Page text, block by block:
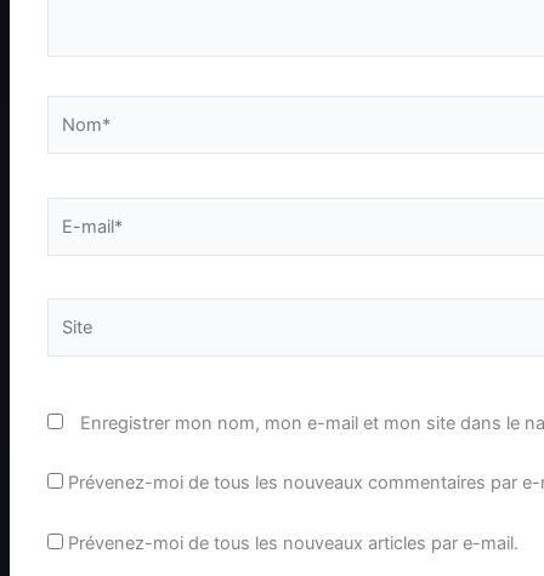
mail*
Enregistrer mon nom, mon e-mail et mon site dans le
Prévenez-moi de tous les nouveaux commentaires par e-
Prévenez-moi de tous les nouveaux articles par e-mail.